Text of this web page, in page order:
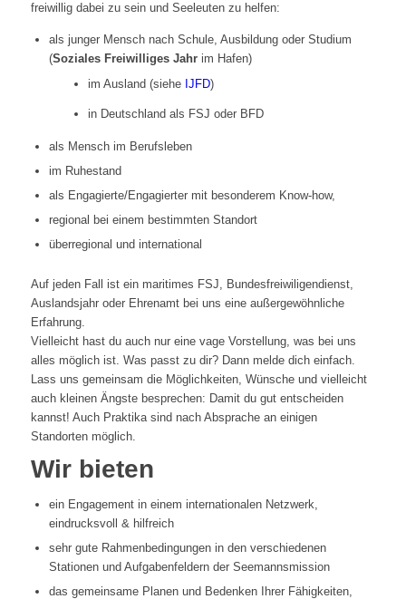
freiwillig dabei zu sein und Seeleuten zu helfen:
als junger Mensch nach Schule, Ausbildung oder Studium
(Soziales Freiwilliges Jahrim Hafen)
im Ausland (siehe IJFD)
in Deutschland als FSJ oder BFD
als Mensch im Berufsleben
im Ruhestand
als Engagierte/Engagierter mit besonderem Know-how,
regional bei einem bestimmten Standort
überregional und international
Auf jeden Fall ist ein maritimes FSJ, Bundesfreiwiligendienst,
Auslandsjahr oder Ehrenamt bei uns eine außergewöhnliche
Erfahrung.
Vielleicht hast du auch nur eine vage Vorstellung, was bei uns
alles möglich ist. Was passt zu dir? Dann melde dich einfach.
Lass uns gemeinsam die Möglichkeiten, Wünsche und vielleicht
auch kleinen Ängste besprechen: Damit du gut entscheiden
kannst! Auch Praktika sind nach Absprache an einigen
Standorten möglich.
Wir bieten
ein Engagement in einem internationalen Netzwerk,
eindrucksvoll & hilfreich
sehr gute Rahmenbedingungen in den verschiedenen
Stationen und Aufgabenfeldern der Seemannsmission
das gemeinsame Planen und Bedenken Ihrer Fähigkeiten,